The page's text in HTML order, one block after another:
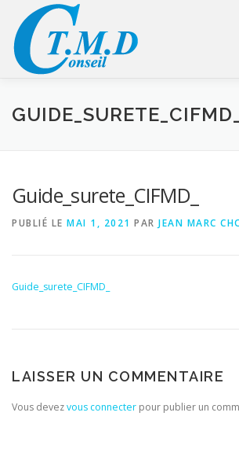
contenu
ACCUEIL CONSEILLER SÉCURITÉ
LIENS UTILES DEVIS ESPACE
Guide_surete_CIFMD_
PUBLIÉ LE MAI 1, 2021 PAR JEAN MARC
Guide_surete_CIFMD_
LAISSER UN COMMENTAIRE
Vous devezvous connecter pour publier un